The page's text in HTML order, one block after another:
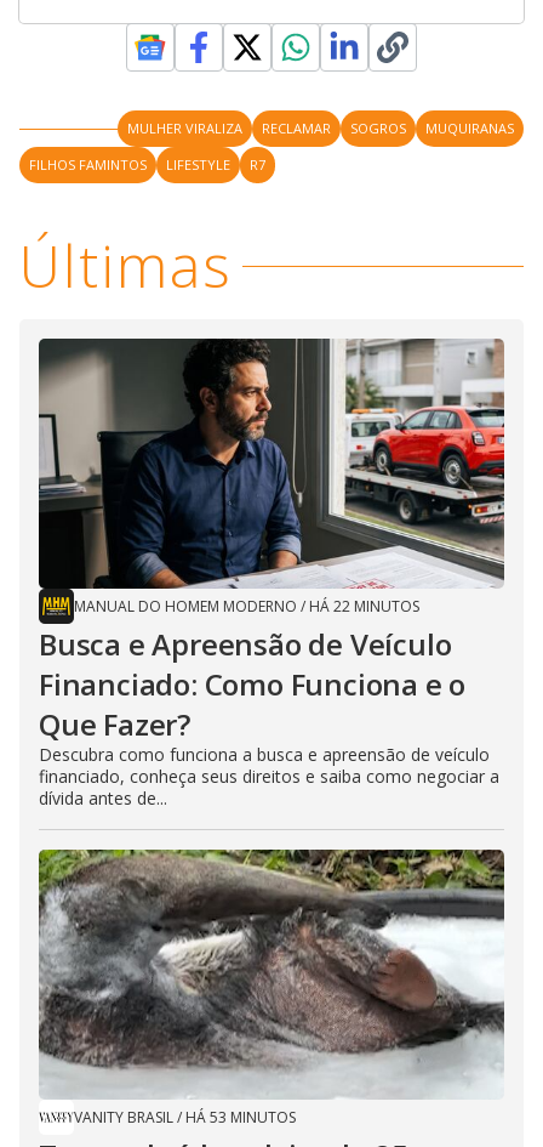
MULHER VIRALIZA RECLAMAR SOGROS
MUQUIRANAS
FILHOS FAMINTOS
LIFESTYLE R7
Últimas
MANUAL DO HOMEM MODERNO / HÁ 22 MINUTOS
Busca e Apreensão de Veículo
Financiado: Como Funciona e o
Que Fazer?
Descubra como funciona a busca e apreensão de veículo
financiado, conheça seus direitos e saiba como negociar a
dívida antes de...
VANITY BRASIL/ HÁ 53 MINUTOS